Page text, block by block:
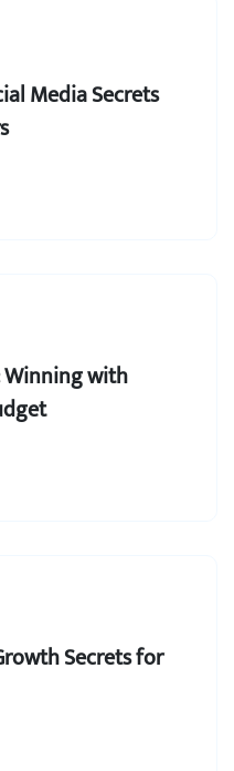
Media Secrets
Winning with
Secrets for